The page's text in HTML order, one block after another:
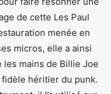
de cette Les Paul
menée en
micros, elle a ainsi
les mains de Billie Joe
héritier du punk.